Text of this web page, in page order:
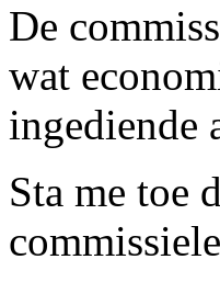
De
wat
ingediende
Sta me toe